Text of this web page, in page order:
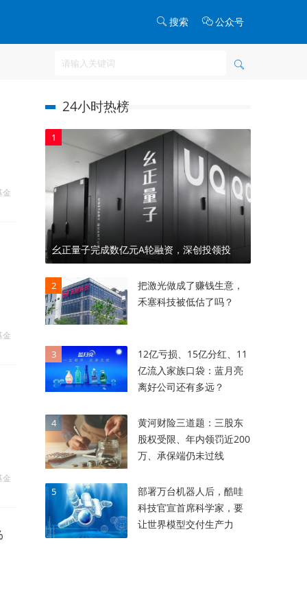
搜索 公众号
金
金
金
24小时热榜
1
幺正量子完成数亿元A轮融资，深创投领投
2
把激光做成了赚钱生意，
禾塞科技被低估了吗？
3
12亿亏损、15亿分红、11
亿流入家族口袋：蓝月亮
离好公司还有多远？
4
黄河财险三道题：三股东
股权受限、年内领罚近200
万、承保端仍未过线
5
部署万台机器人后，酷哇
科技官宣首席科学家，要
让世界模型交付生产力